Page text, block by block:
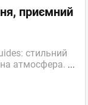
приємний
стильний
атмосфера. ...